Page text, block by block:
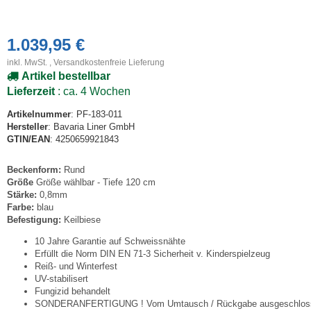
1.039,95 €
inkl. MwSt. , Versandkostenfreie Lieferung
Artikel bestellbar
Lieferzeit : ca. 4 Wochen
Artikelnummer: PF-183-011
Hersteller: Bavaria Liner GmbH
GTIN/EAN : 4250659921843
Beckenform: Rund
Größe Größe wählbar - Tiefe 120 cm
Stärke: 0,8mm
Farbe: blau
Befestigung: Keilbiese
10 Jahre Garantie auf Schweissnähte
Erfüllt die Norm DIN EN 71-3 Sicherheit v. Kinderspielzeug
Reiß- und Winterfest
UV-stabilisert
Fungizid behandelt
SONDERANFERTIGUNG ! Vom Umtausch / Rückgabe